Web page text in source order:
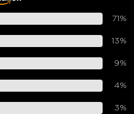
71%
13%
9%
4%
3%